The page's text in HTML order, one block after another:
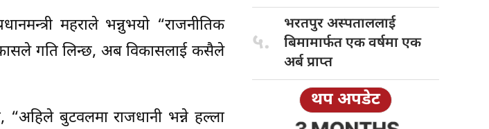
महराले भन्नुभयो “राजनीतिक
गति लिन्छ, अब विकासलाई कसैले
“अहिले बुटवलमा राजधानी भन्ने हल्ला
५.
भरतपुर अस्पताललाई
बिमामार्फत एक वर्षमा एक
अर्ब प्राप्त
थप अपडेट